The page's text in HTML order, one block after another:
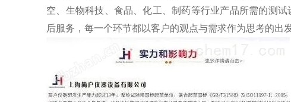
空、生物科技、食品、化工、制药等行业产品所需的测
后服务，每一个环节都以客户的观点与需求作为思考的出发